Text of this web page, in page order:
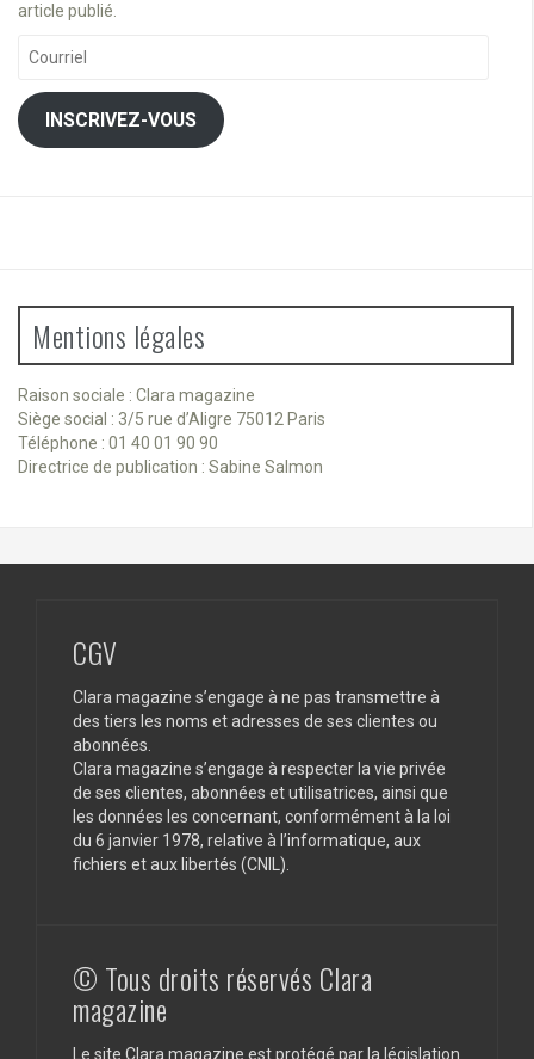
article publié.
INSCRIVEZ-VOUS
Mentions légales
Raison sociale : Clara magazine
Siège social : 3/5 rue d’Aligre 75012 Paris
Téléphone : 01 40 01 90 90
Directrice de publication : Sabine Salmon
CGV
Clara magazine s’engage à ne pas transmettre à
des tiers les noms et adresses de ses clientes ou
abonnées.
Clara magazine s’engage à respecter la vie privée
de ses clientes, abonnées et utilisatrices, ainsi que
les données les concernant, conformément à la loi
du 6 janvier 1978, relative à l’informatique, aux
fichiers et aux libertés (CNIL).
© Tous droits réservés Clara
magazine
Le site Clara magazine est protégé par la législation